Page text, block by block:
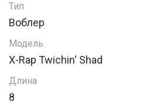
Тип
Воблер
Модель
X-Rap Twichin' Shad
Длина
8